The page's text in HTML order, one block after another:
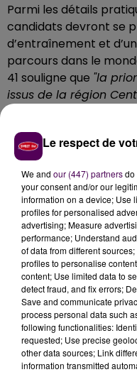
Parmi les détails
candidats devront se
d’entraînement et
parcours dans le
41 souligne que "la
issus de la région
Rendez-vous dans
Le repas du midi
amateurs sont invités
défaut, à se rendre
rendez-vous est fixé
Jeu-de-Paume,
Renseignements par
par mail via
Le respect de
We and our (447) partnersdo
your consent and/or our
information on a device; Use
profiles for personalised
advertising; Measure
performance; Understand
of data from different
profiles to personalise
content; Use limited data to
detect fraud, and fix errors;
Save and communicate
process personal data such
following functionalities:
requested; Use precise
other data sources; Link
information transmitted